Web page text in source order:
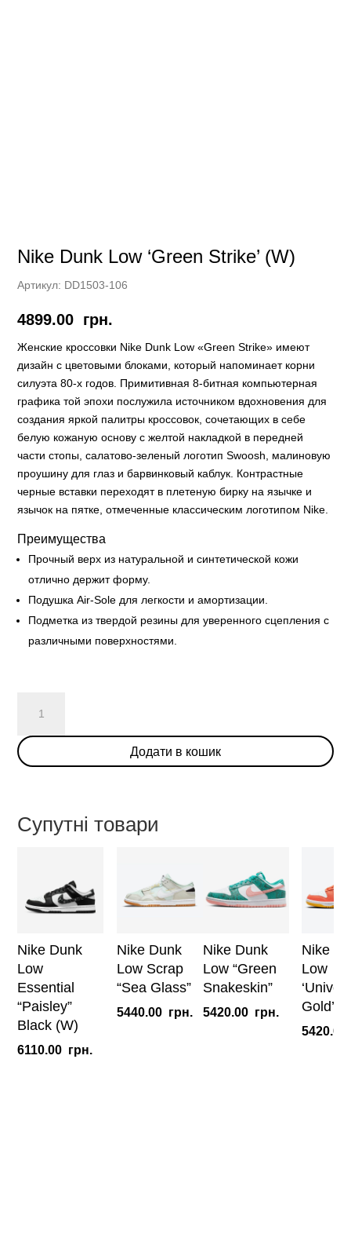
Nike Dunk Low ‘Green Strike’ (W)
Артикул: DD1503-106
4899.00 грн.
Женские кроссовки Nike Dunk Low «Green Strike» имеют
дизайн с цветовыми блоками, который напоминает корни
силуэта 80-х годов. Примитивная 8-битная компьютерная
графика той эпохи послужила источником вдохновения для
создания яркой палитры кроссовок, сочетающих в себе
белую кожаную основу с желтой накладкой в передней
части стопы, салатово-зеленый логотип Swoosh, малиновую
проушину для глаз и барвинковый каблук. Контрастные
черные вставки переходят в плетеную бирку на язычке и
язычок на пятке, отмеченные классическим логотипом Nike.
Преимущества
Прочный верх из натуральной и синтетической кожи
отлично держит форму.
Подушка Air-Sole для легкости и амортизации.
Подметка из твердой резины для уверенного сцепления с
различными поверхностями.
Dunk
Low
'Green
Додати в кошик
Супутні товари
Nike Dunk
Low
Essential
“Paisley”
Black (W)
6110.00 грн.
Nike Dunk
Low Scrap
“Sea Glass”
5440.00 грн.
Nike Dunk
Low “Green
Snakeskin”
5420.00 грн.
Nike
Low
Gold’
5420.00